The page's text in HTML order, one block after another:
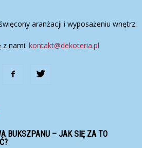
aranżacji i wyposażeniu wnętrz.
z nami: kontakt@dekoteria.pl
BUKSZPANU – JAK SIĘ ZA TO